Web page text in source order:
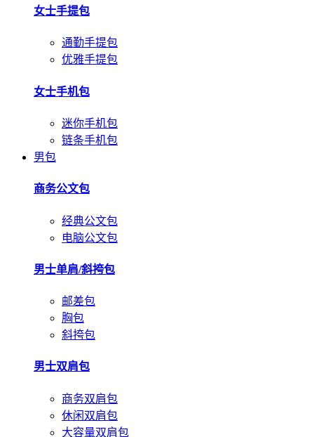
女士手提包
通勤手提包
优雅手提包
女士手机包
迷你手机包
链条手机包
男包
商务公文包
经典公文包
电脑公文包
男士单肩/斜挎包
邮差包
胸包
斜挎包
男士双肩包
商务双肩包
休闲双肩包
大容量双肩包